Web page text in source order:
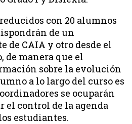
con 20 alumnos
de un
de CAIA y otro desde el
de manera que el
sobre la evolución
a lo largo del curso es
se ocuparán
el control de la agenda
estudiantes.